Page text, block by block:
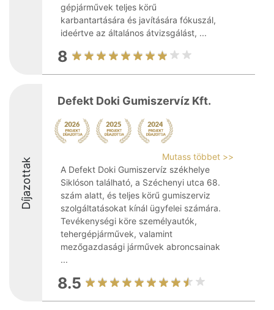
gépjárművek teljes körű
karbantartására és javítására fókuszál,
ideértve az általános átvizsgálást, ...
8
Díjazottak
Defekt Doki Gumiszervíz Kft.
Mutass többet >>
A Defekt Doki Gumiszervíz székhelye
Siklóson található, a Széchenyi utca 68.
szám alatt, és teljes körű gumiszerviz
szolgáltatásokat kínál ügyfelei számára.
Tevékenységi köre személyautók,
tehergépjárművek, valamint
mezőgazdasági járművek abroncsainak
...
8.5